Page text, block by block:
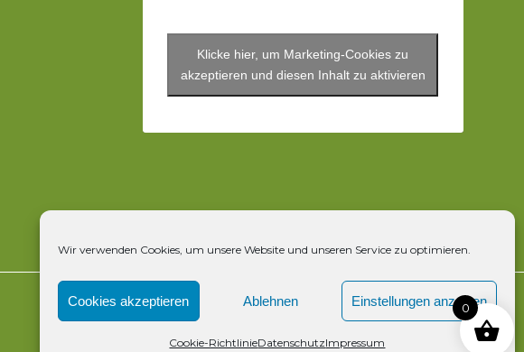
Wir verwenden Cookies, um unsere Website und unseren Service zu optimieren.
Cookies akzeptieren Ablehnen Einstellungen anzeigen
Cookie-RichtlinieDatenschutzImpressum
Klicke hier, um Marketing-Cookies zu
akzeptieren und diesen Inhalt zu aktivieren
0